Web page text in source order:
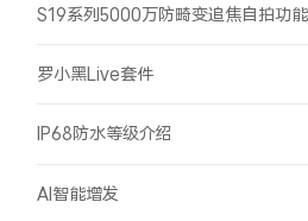
S19系列5000万防畸变追焦自拍功
罗小黑Live套件
IP68防水等级介绍
AI智能增发